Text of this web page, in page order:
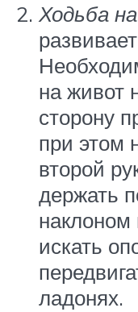
Ходьба
на живот
сторону
при этом
второй
держать
наклоном
искать
ладонях.